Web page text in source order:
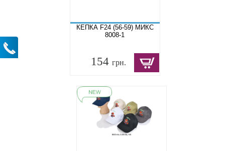
КЕПКА F24 (56-59) МИКС
8008-1
154 грн.